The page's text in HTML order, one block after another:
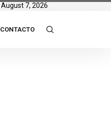
August 7, 2026
CONTACTO